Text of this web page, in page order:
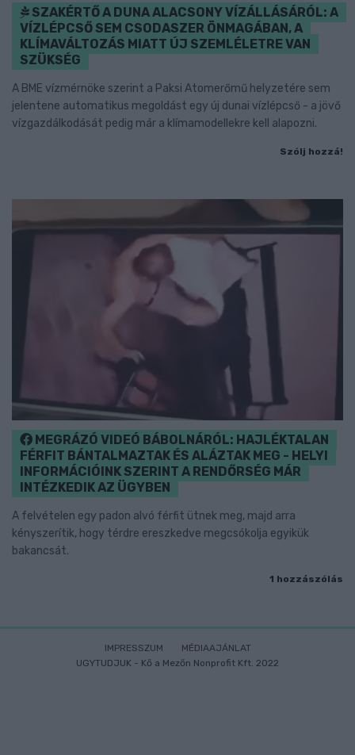
SZAKÉRTŐ A DUNA ALACSONY VÍZÁLLÁSÁRÓL: A
VÍZLÉPCSŐ SEM CSODASZER ÖNMAGÁBAN, A
KLÍMAVÁLTOZÁS MIATT ÚJ SZEMLÉLETRE VAN
SZÜKSÉG
A BME vízmérnöke szerint a Paksi Atomerőmű helyzetére sem
jelentene automatikus megoldást egy új dunai vízlépcső - a jövő
vízgazdálkodását pedig már a klímamodellekre kell alapozni.
Szólj hozzá!
MEGRÁZÓ VIDEÓ BÁBOLNÁRÓL: HAJLÉKTALAN
FÉRFIT BÁNTALMAZTAK ÉS ALÁZTAK MEG - HELYI
INFORMÁCIÓINK SZERINT A RENDŐRSÉG MÁR
INTÉZKEDIK AZ ÜGYBEN
A felvételen egy padon alvó férfit ütnek meg, majd arra
kényszerítik, hogy térdre ereszkedve megcsókolja egyikük
bakancsát.
1 hozzászólás
IMPRESSZUM
MÉDIAAJÁNLAT
UGYTUDJUK - Kő a Mezőn Nonprofit Kft. 2022